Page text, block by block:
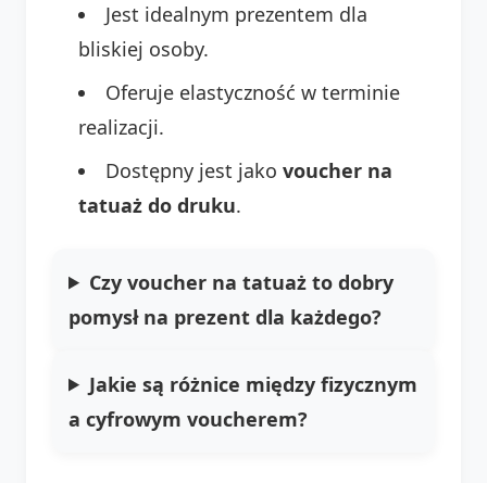
Jest idealnym prezentem dla
bliskiej osoby.
Oferuje elastyczność w terminie
realizacji.
Dostępny jest jako voucher na
tatuaż do druku.
Czy voucher na tatuaż to dobry
pomysł na prezent dla każdego?
Jakie są różnice między fizycznym
a cyfrowym voucherem?